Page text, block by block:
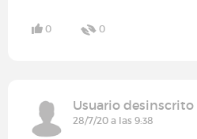
0 0
Usuario desinscrito
28/7/20 a las 9:38